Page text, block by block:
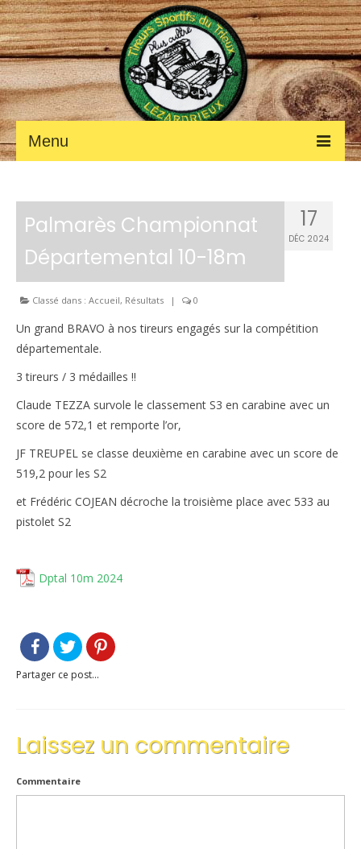
Menu
Fil des ACTUALITÉS
Petites annonces
Photos et vidéos
Les renseignements pratiques
Le règlement intérieur TST
Les règles de sécurité
Les tirs pratiqués
Les équipements
Les catégories d’âges FFTIR
Présentation
Inscription 10M Centre Ville
Inscriptions
Résultats
17
DÉC 2024
Palmarès Championnat
Départemental 10-18m
Classé dans : Accueil, Résultats | 0
Un grand BRAVO à nos tireurs engagés sur la compétition
départementale.
3 tireurs / 3 médailles !!
Claude TEZZA survole le classement S3 en carabine avec un
score de 572,1 et remporte l’or,
JF TREUPEL se classe deuxième en carabine avec un score de
519,2 pour les S2
et Frédéric COJEAN décroche la troisième place avec 533 au
pistolet S2
Dptal 10m 2024
Partager ce post...
Laissez un commentaire
Commentaire